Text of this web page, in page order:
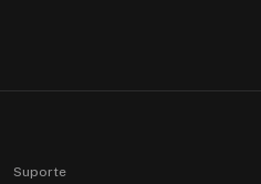
Suporte